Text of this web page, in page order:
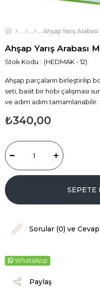
Ahşap Yarış
Ahşap Yarış Arabası
Stok Kodu (HEDMAK - 12)
Ahşap parçaların birleştirilip
seti, basit bir hobi çalışması
ve adım adım tamamlanabilir.
₺340,00
Sorular (0) ve
WhatsApp
Paylaş